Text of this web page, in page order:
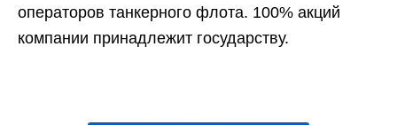
операторов танкерного флота. 100% акций
компании принадлежит государству.